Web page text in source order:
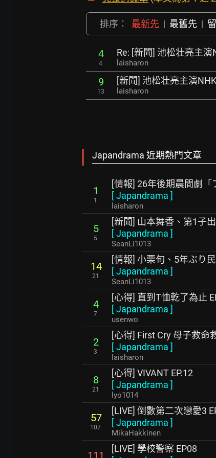
排序： 最新先 | 最舊先 |
4
4
Re: [新聞] 池松壮亮主
laisharon
9
13
[新聞] 池松壮亮主演
laisharon
Japandrama 近期熱門文章
1
1
[情報] 26年後期晨間劇
[Japandrama ]
laisharon
5
5
[新聞] 山本舞香、第1子
[Japandrama ]
SeanLi1013
14
21
[情報] 小栗旬、5年ぶり
[Japandrama ]
SeanLi1013
4
7
[心得] 直到T恤乾了為止
[Japandrama ]
usenwo
2
3
[心得] First Cry 母子救命
[Japandrama ]
laisharon
8
21
[心得] VIVANT EP.12
[Japandrama ]
lyo1014
57
107
[LIVE] 倒數第二次戀愛3
[Japandrama ]
MikaHakkinen
111
[LIVE] 學校警察 EP08